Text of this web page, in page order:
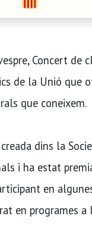
Concert de
de la Unió que
que coneixem.
dins la
i ha estat
en
en programes a